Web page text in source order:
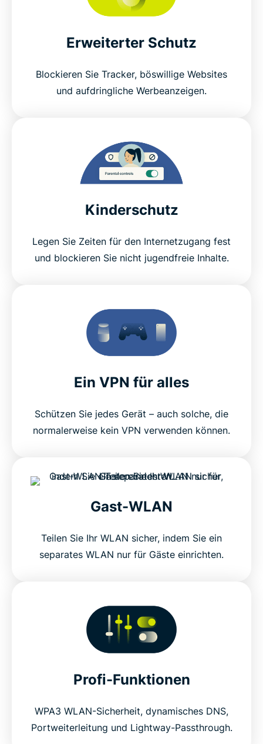
Erweiterter Schutz
Blockieren Sie Tracker, böswillige Websites
und aufdringliche Werbeanzeigen.
Kinderschutz
Legen Sie Zeiten für den Internetzugang fest
und blockieren Sie nicht jugendfreie Inhalte.
Ein VPN für alles
Schützen Sie jedes Gerät – auch solche, die
normalerweise kein VPN verwenden können.
Gast-WLAN
Teilen Sie Ihr WLAN sicher, indem Sie ein
separates WLAN nur für Gäste einrichten.
Profi-Funktionen
WPA3 WLAN-Sicherheit, dynamisches DNS,
Portweiterleitung und Lightway-Passthrough.